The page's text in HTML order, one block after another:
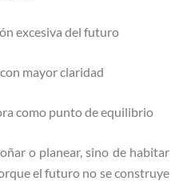
excesiva del futuro
mayor claridad
como punto de equilibrio
o planear, sino de habitar
el futuro no se construye